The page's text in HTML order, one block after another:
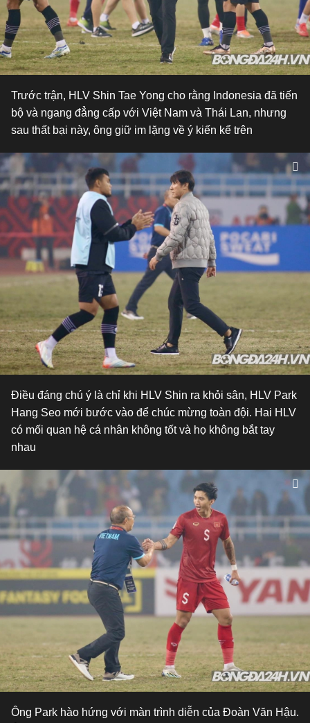
Trước trận, HLV Shin Tae Yong cho rằng Indonesia đã tiến
bộ và ngang đẳng cấp với Việt Nam và Thái Lan, nhưng
sau thất bại này, ông giữ im lặng về ý kiến kể trên
Điều đáng chú ý là chỉ khi HLV Shin ra khỏi sân, HLV Park
Hang Seo mới bước vào để chúc mừng toàn đội. Hai HLV
có mối quan hệ cá nhân không tốt và họ không bắt tay
nhau
Ông Park hào hứng với màn trình diễn của Đoàn Văn Hậu.